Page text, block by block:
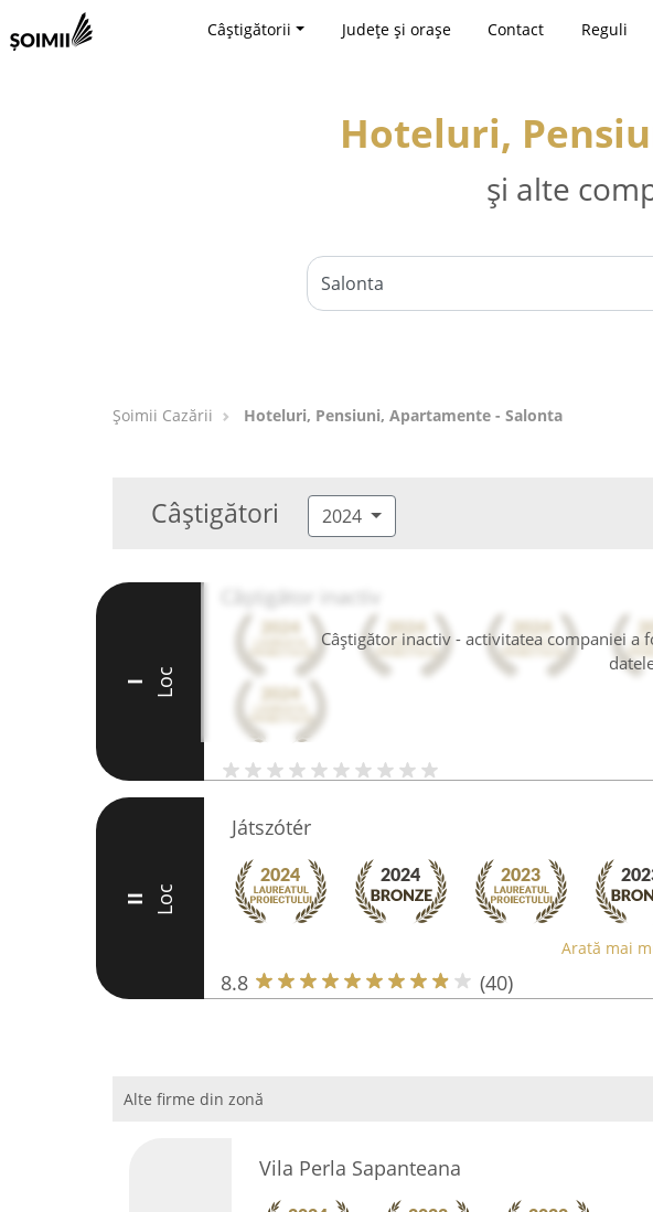
Câștigătorii Județe și orașe Contact Reguli
Hoteluri,
și alte
Șoimii Cazării Hoteluri, Pensiuni, Apartamente - Salonta
Câștigători 2024
Câștigător inactiv - activitatea companiei
I Loc
Câștigător inactiv
II Loc
Játszótér
Arată mai
8.8 (40)
Alte firme din zonă
Vila Perla Sapanteana